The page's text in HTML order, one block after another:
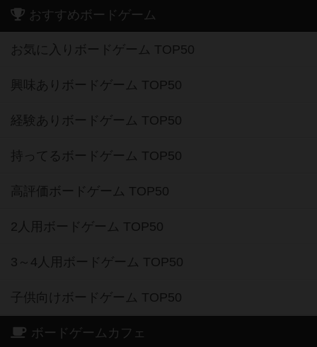
おすすめボードゲーム
お気に入りボードゲーム TOP50
興味ありボードゲーム TOP50
経験ありボードゲーム TOP50
持ってるボードゲーム TOP50
高評価ボードゲーム TOP50
2人用ボードゲーム TOP50
3～4人用ボードゲーム TOP50
子供向けボードゲーム TOP50
ボードゲームカフェ